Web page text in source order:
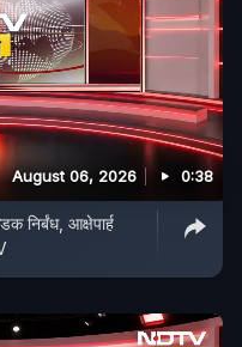
August 06, 2026 0:38
आक्षेपार्ह